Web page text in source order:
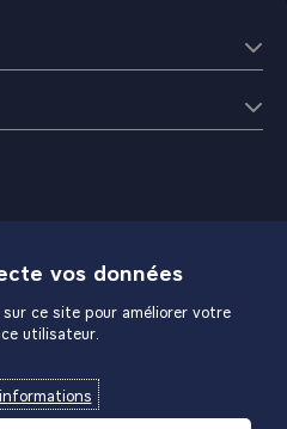
vos données
ce site pour améliorer votre
utilisateur.